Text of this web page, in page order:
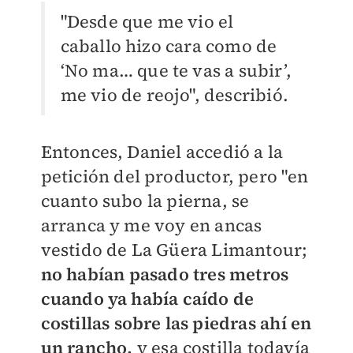
"Desde que me vio el
caballo hizo cara como de
‘No ma… que te vas a subir’,
me vio de reojo", describió.
Entonces, Daniel accedió a la
petición del productor, pero "en
cuanto subo la pierna, se
arranca y me voy en ancas
vestido de La Güera Limantour;
no habían pasado tres metros
cuando ya había caído de
costillas sobre las piedras ahí en
un rancho, y esa costilla todavía